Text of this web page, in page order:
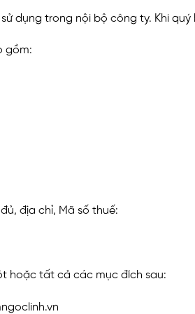
dụng trong nội bộ công ty. Khi
gồm:
địa chỉ, Mã số thuế:
hoặc tất cả các mục đích sau: